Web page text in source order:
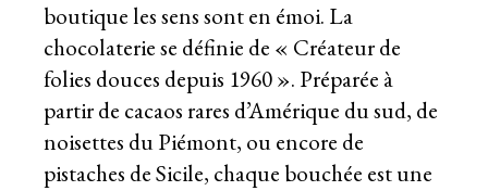
boutique les sens sont en émoi. La
chocolaterie se définie de « Créateur de
folies douces depuis 1960 ». Préparée à
partir de cacaos rares d’Amérique du sud, de
noisettes du Piémont, ou encore de
pistaches de Sicile, chaque bouchée est une